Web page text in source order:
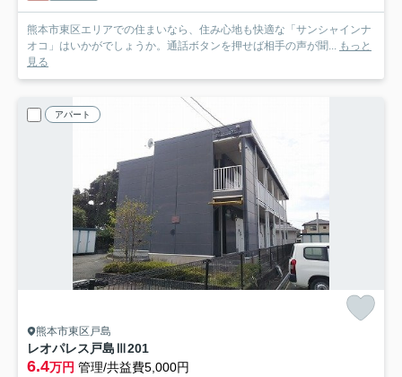
熊本市東区エリアでの住まいなら、住み心地も快適な「サンシャインナ
オコ」はいかがでしょうか。通話ボタンを押せば相手の声が聞... もっと
見る
アパート
熊本市東区戸島
レオパレス戸島Ⅲ201
6.4万円 管理/共益費5,000円